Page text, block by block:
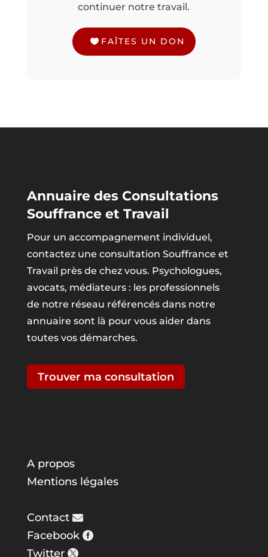
continuer notre travail.
FAÎTES UN DON
Annuaire des Consultations
Souffrance et Travail
Pour un accompagnement individuel,
contactez une consultation Souffrance et
Travail près de chez vous. Psychologues,
avocats, médiateurs : les professionnels
de notre réseau référencés dans notre
annuaire sont là pour vous aider dans
toutes vos démarches.
Trouver ma consultation
A propos
Mentions légales
Contact
Facebook
Twitter